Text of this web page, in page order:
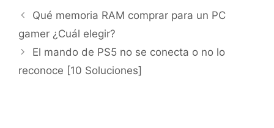
Qué memoria RAM comprar para un PC
gamer ¿Cuál elegir?
El mando de PS5 no se conecta o no lo
reconoce [10 Soluciones]